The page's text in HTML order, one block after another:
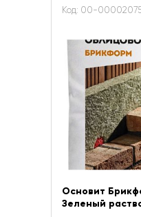
Код: 00-
Основит
Зеленый